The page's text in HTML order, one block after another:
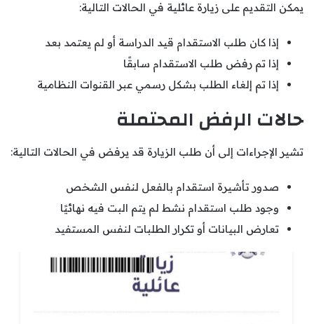
يمكن التقديم على زيارة عائلية في الحالات التالية:
إذا كان طلب الاستقدام قيد الدراسة أو لم يعتمد بعد
إذا تم رفض طلب الاستقدام سابقًا
إذا تم إلغاء الطلب بشكل رسمي عبر القنوات النظامية
حالات الرفض المحتملة
تشير الإجراءات إلى أن طلب الزيارة قد يرفض في الحالات التالية:
صدور تأشيرة استقدام بالفعل لنفس الشخص
وجود طلب استقدام نشط لم يتم البت فيه نهائيًا
تعارض البيانات أو تكرار الطلبات لنفس المستفيد